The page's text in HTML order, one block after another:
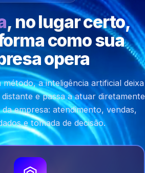
, no lugar certo,
como sua
opera
método, a inteligência artificial deixa
e passa a atuar diretamente
empresa: atendimento, vendas,
e tomada de decisão.